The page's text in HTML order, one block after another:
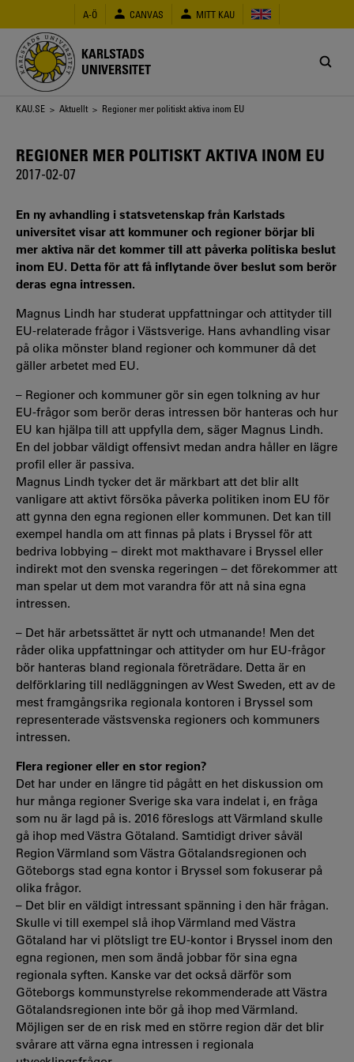
huvudinnehåll
A-Ö CANVAS MITT KAU
KARLSTADS
UNIVERSITET
Länkstig
KAU.SE > Aktuellt > Regioner mer politiskt aktiva inom EU
REGIONER MER POLITISKT AKTIVA INOM EU
2017-02-07
En ny avhandling i statsvetenskap från Karlstads
universitet visar att kommuner och regioner börjar bli
mer aktiva när det kommer till att påverka politiska beslut
inom EU. Detta för att få inflytande över beslut som berör
deras egna intressen.
Magnus Lindh har studerat uppfattningar och attityder till
EU-relaterade frågor i Västsverige. Hans avhandling visar
på olika mönster bland regioner och kommuner då det
gäller arbetet med EU.
– Regioner och kommuner gör sin egen tolkning av hur
EU-frågor som berör deras intressen bör hanteras och hur
EU kan hjälpa till att uppfylla dem, säger Magnus Lindh.
En del jobbar väldigt offensivt medan andra håller en lägre
profil eller är passiva.
Magnus Lindh tycker det är märkbart att det blir allt
vanligare att aktivt försöka påverka politiken inom EU för
att gynna den egna regionen eller kommunen. Det kan till
exempel handla om att finnas på plats i Bryssel för att
bedriva lobbying – direkt mot makthavare i Bryssel eller
indirekt mot den svenska regeringen – det förekommer att
man spelar ut dem mot varandra för att nå sina egna
intressen.
– Det här arbetssättet är nytt och utmanande! Men det
råder olika uppfattningar och attityder om hur EU-frågor
bör hanteras bland regionala företrädare. Detta är en
delförklaring till nedläggningen av West Sweden, ett av de
mest framgångsrika regionala kontoren i Bryssel som
representerade västsvenska regioners och kommuners
intressen.
Flera regioner eller en stor region?
Det har under en längre tid pågått en het diskussion om
hur många regioner Sverige ska vara indelat i, en fråga
som nu är lagd på is. 2016 föreslogs att Värmland skulle
gå ihop med Västra Götaland. Samtidigt driver såväl
Region Värmland som Västra Götalandsregionen och
Göteborgs stad egna kontor i Bryssel som fokuserar på
olika frågor.
– Det blir en väldigt intressant spänning i den här frågan.
Skulle vi till exempel slå ihop Värmland med Västra
Götaland har vi plötsligt tre EU-kontor i Bryssel inom den
egna regionen, men som ändå jobbar för sina egna
regionala syften. Kanske var det också därför som
Göteborgs kommunstyrelse rekommenderade att Västra
Götalandsregionen inte bör gå ihop med Värmland.
Möjligen ser de en risk med en större region där det blir
svårare att värna egna intressen i regionala